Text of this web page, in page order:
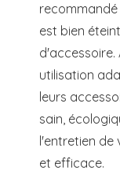
est bien
d'accessoire.
utilisation
leurs
sain,
l'entretien de
et efficace.